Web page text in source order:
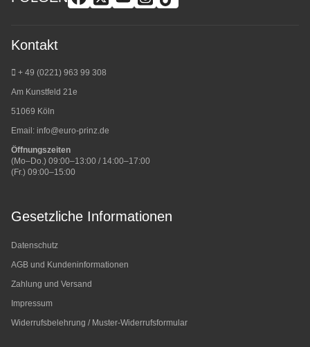
Kontakt
+ 49 (0221) 963 99 308
Am Kunstfeld 21e
51069 Köln
Email: info@euro-prinz.de
Öffnungszeiten
(Mo–Do.) 09:00–13:00 / 14:00–17:00
(Fr.) 09:00–15:00
Gesetzliche Informationen
Datenschutz
AGB und Kundeninformationen
Zahlung und Versand
Impressum
Widerrufsbelehrung / Muster-Widerrufsformular